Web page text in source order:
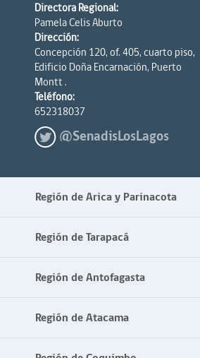
Directora Regional:
Pamela Celis Aburto
Dirección:
Concepción 120, of. 405, cuarto piso,
Edificio Doña Encarnación, Puerto
Montt .
Teléfono:
652318037
@SenadisLosLagos
Región de Arica y Parinacota
Región de Tarapacá
Región de Antofagasta
Región de Atacama